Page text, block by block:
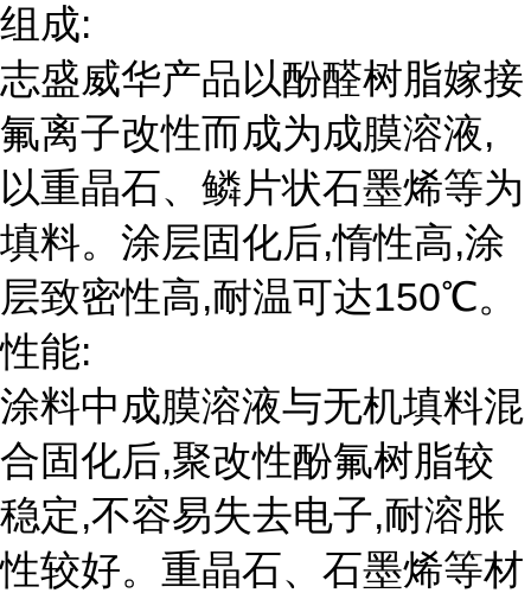
组成:
志盛威华产品以酚醛树脂嫁接
氟离子改性而成为成膜溶液,
以重晶石、鳞片状石墨烯等为
填料。涂层固化后,惰性高,涂
层致密性高,耐温可达150℃。
性能:
涂料中成膜溶液与无机填料混
合固化后,聚改性酚氟树脂较
稳定,不容易失去电子,耐溶胀
性较好。重晶石、石墨烯等材